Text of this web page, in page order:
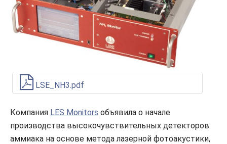
LSE_NH3.pdf
Компания LES Monitors объявила о начале
производства высокочувствительных детекторов
аммиака на основе метода лазерной фотоакустики,